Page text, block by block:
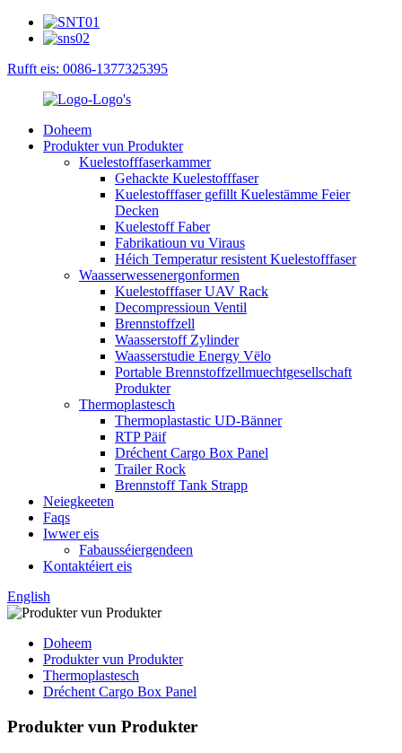
Rufft eis: 0086-1377325395
Doheem
Produkter vun Produkter
Kuelestofffaserkammer
Gehackte Kuelestofffaser
Kuelestofffaser gefillt Kuelestämme Feier
Decken
Kuelestoff Faber
Fabrikatioun vu Viraus
Héich Temperatur resistent Kuelestofffaser
Waasserwessenergonformen
Kuelestofffaser UAV Rack
Decompressioun Ventil
Brennstoffzell
Waasserstoff Zylinder
Waasserstudie Energy Vëlo
Portable Brennstoffzellmuechtgesellschaft
Produkter
Thermoplastesch
Thermoplastastic UD-Bänner
RTP Päif
Dréchent Cargo Box Panel
Trailer Rock
Brennstoff Tank Strapp
Neiegkeeten
Faqs
Iwwer eis
Fabausséiergendeen
Kontaktéiert eis
English
Doheem
Produkter vun Produkter
Thermoplastesch
Dréchent Cargo Box Panel
Produkter vun Produkter